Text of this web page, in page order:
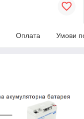
Оплата Умови